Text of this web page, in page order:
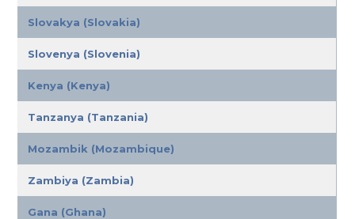
Slovakya (Slovakia)
Slovenya (Slovenia)
Kenya (Kenya)
Tanzanya (Tanzania)
Mozambik (Mozambique)
Zambiya (Zambia)
Gana (Ghana)